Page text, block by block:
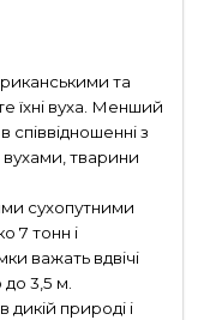
та
їхні вуха. Менший
співвідношенні з
тварини
сухопутними
7 тонн і
важать вдвічі
3,5 м.
природі і